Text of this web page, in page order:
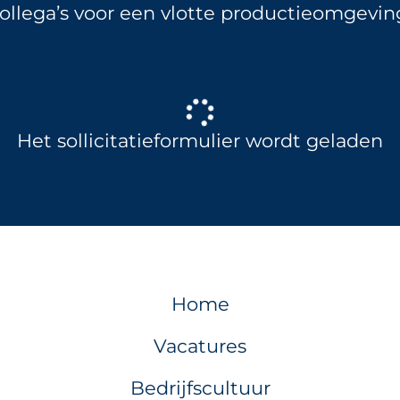
voor een vlotte
Het sollicitatieformulier wordt geladen
Home
Vacatures
Bedrijfscultuur